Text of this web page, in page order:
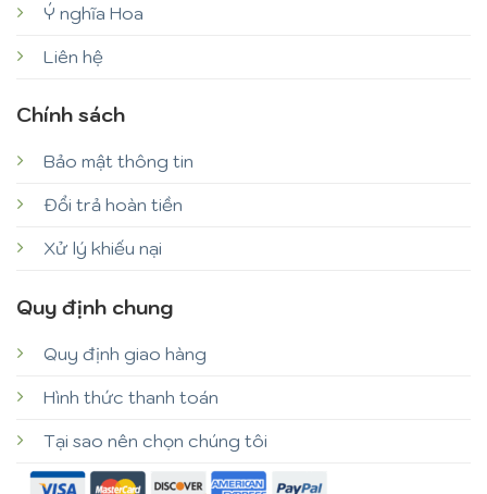
Ý nghĩa Hoa
Liên hệ
Chính sách
Bảo mật thông tin
Đổi trả hoàn tiền
Xử lý khiếu nại
Quy định chung
Quy định giao hàng
Hình thức thanh toán
Tại sao nên chọn chúng tôi